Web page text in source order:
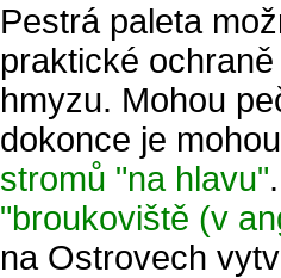
Pestrá paleta
praktické
hmyzu. Mohou
dokonce je
stromů "na hlavu"
"broukoviště (v
na Ostrovech